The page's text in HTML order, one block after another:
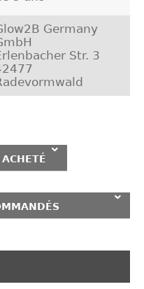
Germany
Str. 3